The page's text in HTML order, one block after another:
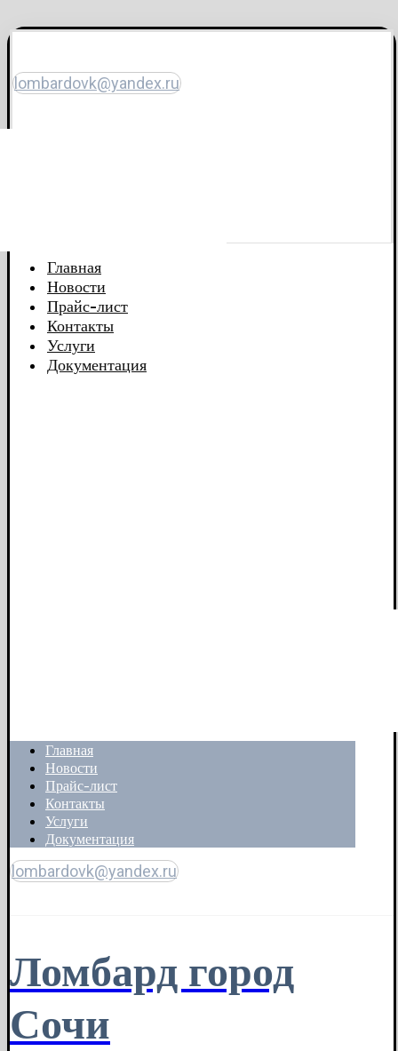
lombardovk@yandex.ru
Главная
Новости
Прайс-лист
Контакты
Услуги
Документация
Главная
Новости
Прайс-лист
Контакты
Услуги
Документация
lombardovk@yandex.ru
Ломбард город
Сочи